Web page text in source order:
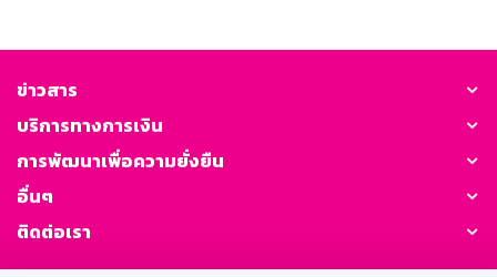
ข่าวสาร
บริการทางการเงิน
การพัฒนาเพื่อความยั่งยืน
อื่นๆ
ติดต่อเรา